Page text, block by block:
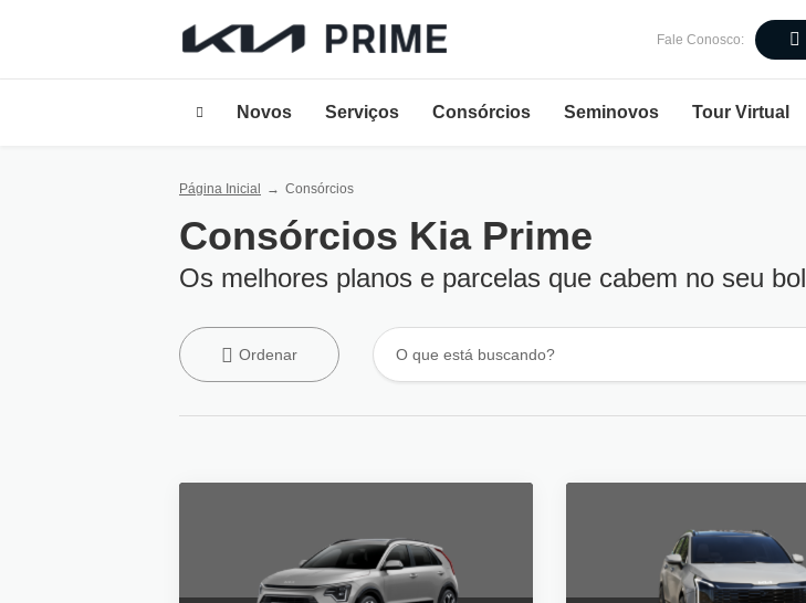
Fale Conosco:
Novos Serviços Consórcios Seminovos Tour Virtual
Página Inicial Consórcios
Consórcios Kia Prime
Os melhores planos e parcelas que cabem no seu
Ordenar